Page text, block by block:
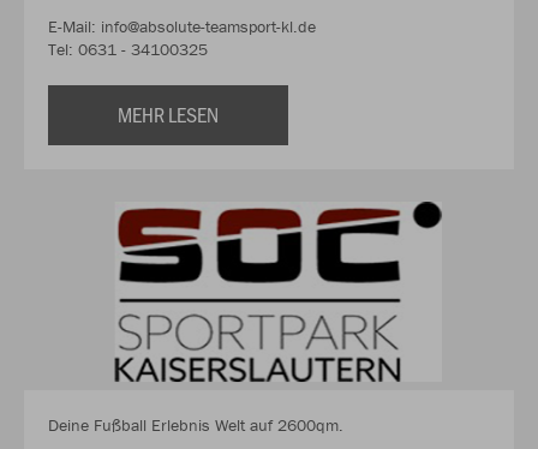
E-Mail: info@absolute-teamsport-kl.de
Tel: 0631 - 34100325
MEHR LESEN
Deine Fußball Erlebnis Welt auf 2600qm.